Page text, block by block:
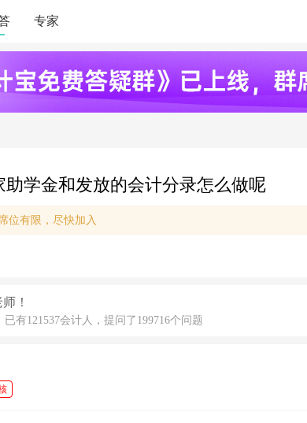
专家
学金和发放的会计分录怎么做呢
位有限，尽快加入
！
有121537会计人，提问了199716个问题